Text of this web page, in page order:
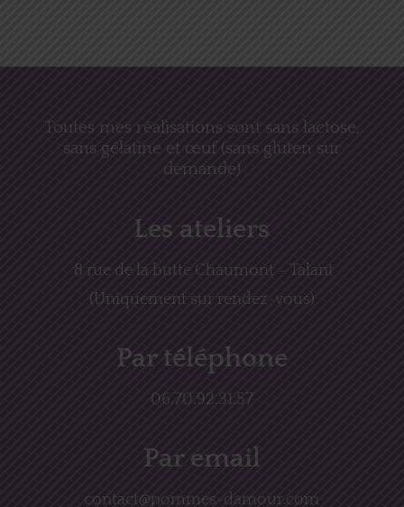
Toutes mes réalisations sont sans lactose,
sans gélatine et œuf (sans gluten sur
demande)
Les ateliers
8 rue de la butte Chaumont – Talant
(Uniquement sur rendez-vous)
Par téléphone
06.70.92.31.57
Par email
contact@pommes-damour.com